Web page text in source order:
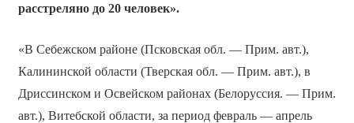
расстреляно до 20 человек».
«В Себежском районе (Псковская обл. — Прим. авт.),
Калининской области (Тверская обл. — Прим. авт.), в
Дриссинском и Освейском районах (Белоруссия. — Прим.
авт.), Витебской области, за период февраль — апрель